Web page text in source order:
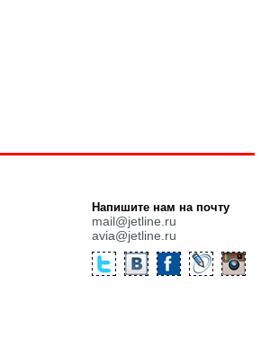
Напишите нам на почту
mail@jetline.ru
avia@jetline.ru